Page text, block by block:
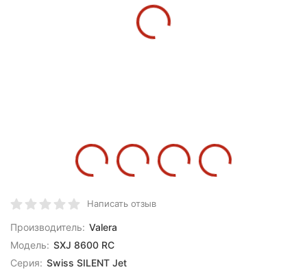
Написать отзыв
Производитель: Valera
Модель: SXJ 8600 RC
Серия: Swiss SILENT Jet